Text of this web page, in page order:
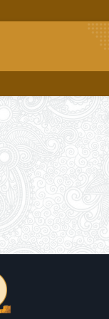
نام کاربری یا نشانی ایمیل
مرا به خاطر بسپار